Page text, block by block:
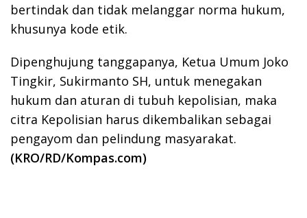
bertindak dan tidak melanggar norma hukum,
khusunya kode etik.
Dipenghujung tanggapanya, Ketua Umum Joko
Tingkir, Sukirmanto SH, untuk menegakan
hukum dan aturan di tubuh kepolisian, maka
citra Kepolisian harus dikembalikan sebagai
pengayom dan pelindung masyarakat.
(KRO/RD/Kompas.com)